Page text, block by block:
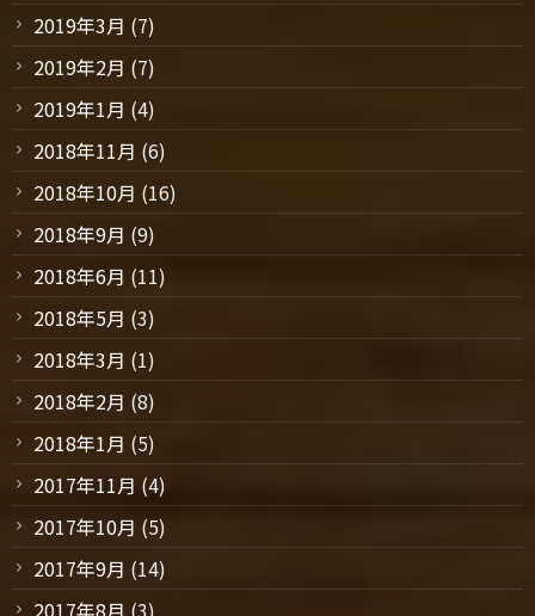
2019年3月 (7)
2019年2月 (7)
2019年1月 (4)
2018年11月 (6)
2018年10月 (16)
2018年9月 (9)
2018年6月 (11)
2018年5月 (3)
2018年3月 (1)
2018年2月 (8)
2018年1月 (5)
2017年11月 (4)
2017年10月 (5)
2017年9月 (14)